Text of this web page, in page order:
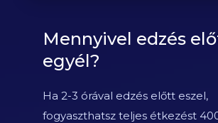
Mennyivel edzés
egyél?
Ha 2-3 órával edzés előtt eszel,
fogyaszthatsz teljes étkezést